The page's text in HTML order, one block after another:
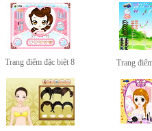
Trang điểm đặc biệt 8 Trang